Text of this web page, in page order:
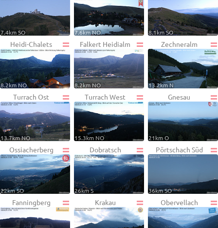
7.4km SO 7.6km NO 8.1km SO
Heidi-Chalets
8.2km NO
Falkert Heidialm
8.2km NO
Zechneralm
13.2km N
Turrach Ost
13.7km NO
Turrach West
15.3km NO
Gnesau
21km O
Ossiacherberg
22km SO
Dobratsch
26km S
Pörtschach Süd
36km SO
Fanningberg Krakau Obervellach